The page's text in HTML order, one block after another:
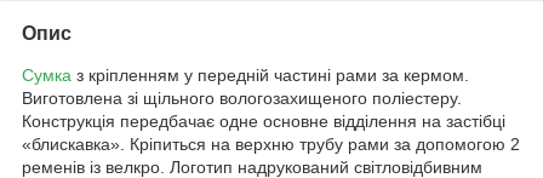
Опис
Сумка з кріпленням у передній частині рами за кермом.
Виготовлена зі щільного вологозахищеного поліестеру.
Конструкція передбачає одне основне відділення на застібці
«блискавка». Кріпиться на верхню трубу рами за допомогою 2
ременів із велкро. Логотип надрукований світловідбивним